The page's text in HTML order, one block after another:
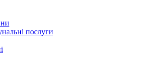
послуги